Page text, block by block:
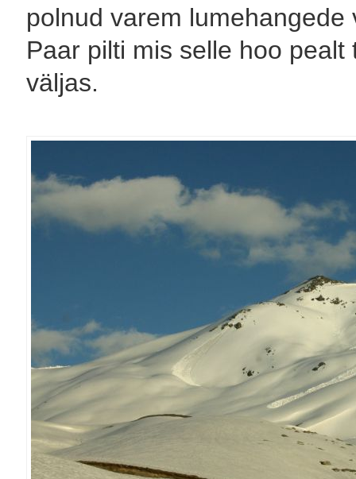
polnud varem
Paar pilti mis selle hoo
väljas.